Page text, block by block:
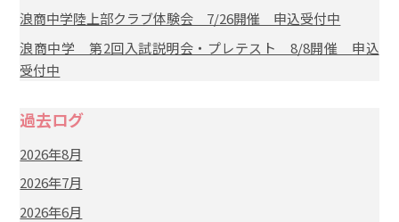
浪商中学陸上部クラブ体験会 7/26開催 申込受付中
浪商中学 第2回入試説明会・プレテスト 8/8開催 申込
受付中
過去ログ
2026年8月
2026年7月
2026年6月